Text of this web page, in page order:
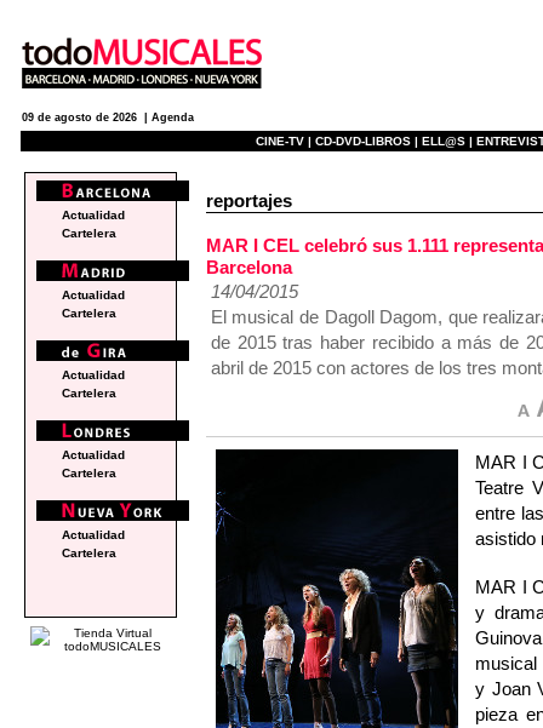
09 de agosto de 2026 | Agenda
CINE-TV | CD-DVD-LIBROS | ELL@S |
reportajes
MAR I CEL celebró sus 1.111
Barcelona
14/04/2015
El musical de Dagoll Dagom, que
de 2015 tras haber recibido a más de
abril de 2015 con actores de los tres
MAR I
Teatre
entre
asistido
MAR I
y
y Joan
pieza
Actualidad
Cartelera
Actualidad
Cartelera
Actualidad
Cartelera
Actualidad
Cartelera
Actualidad
Cartelera